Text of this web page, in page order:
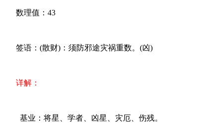
数理值：43
签语：(散财)：须防邪途灾祸重数。(凶)
详解：
基业：将星、学者、凶星、灾厄、伤残。